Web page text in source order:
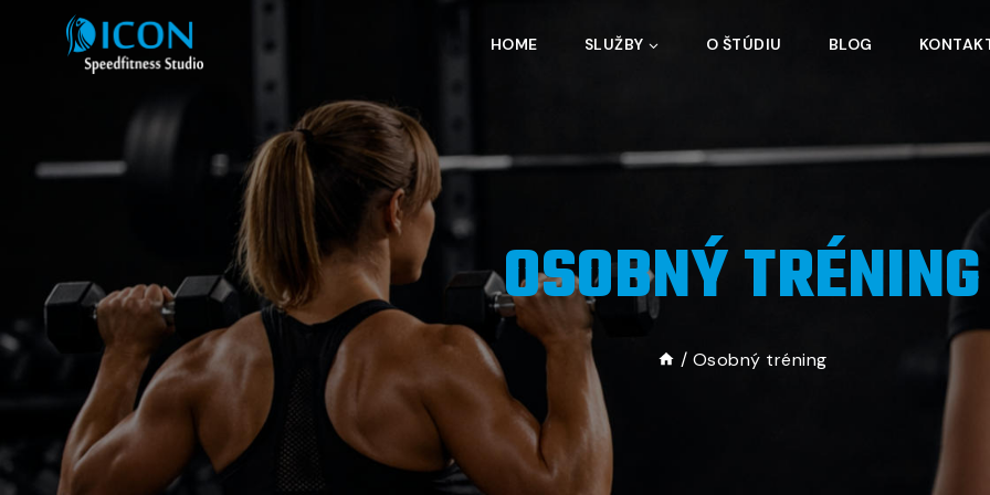
HOME SLUŽBY O ŠTÚDIU BLOG
OSOBNÝ TRÉNING
/ Osobný tréning